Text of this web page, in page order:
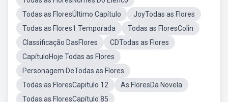
Todas as FloresÚltimo Capítulo
JoyTodas as Flores
Todas as Flores1 Temporada
Todas as FloresColin
Classificação DasFlores
CDTodas as Flores
CapítuloHoje Todas as Flores
Personagem DeTodas as Flores
Todas as FloresCapitulo 12
As FloresDa Novela
Todas as FloresCapítulo 85